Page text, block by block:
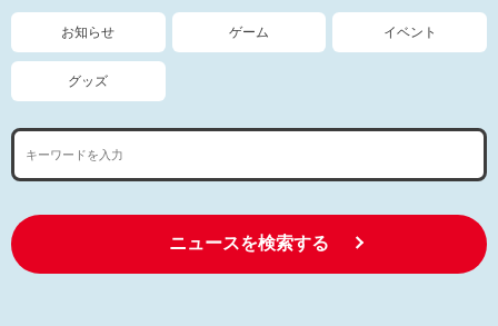
お知らせ ゲーム イベント
グッズ
ニュースを検索する